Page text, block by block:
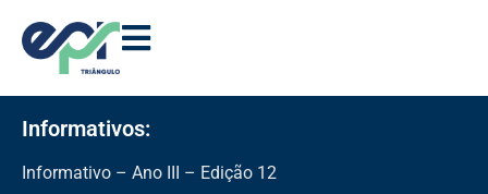
Informativos:
In